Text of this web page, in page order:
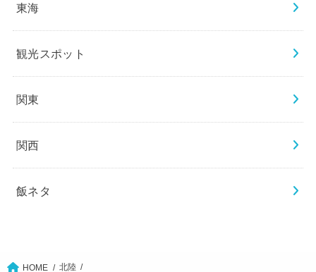
東海
観光スポット
関東
関西
飯ネタ
HOME 北陸